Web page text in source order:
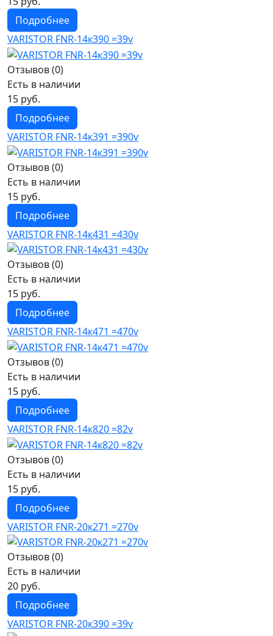
Подробнее
VARISTOR FNR-14к390 =39v
Отзывов (0)
Есть в наличии
15 руб.
Подробнее
VARISTOR FNR-14к391 =390v
Отзывов (0)
Есть в наличии
15 руб.
Подробнее
VARISTOR FNR-14к431 =430v
Отзывов (0)
Есть в наличии
15 руб.
Подробнее
VARISTOR FNR-14к471 =470v
Отзывов (0)
Есть в наличии
15 руб.
Подробнее
VARISTOR FNR-14к820 =82v
Отзывов (0)
Есть в наличии
15 руб.
Подробнее
VARISTOR FNR-20к271 =270v
Отзывов (0)
Есть в наличии
20 руб.
Подробнее
VARISTOR FNR-20к390 =39v